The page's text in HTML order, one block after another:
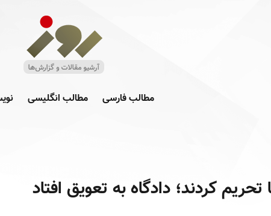
مطالب فارسی مطالب انگلیسی
تحریم کردند؛ دادگاه به تعویق افتاد